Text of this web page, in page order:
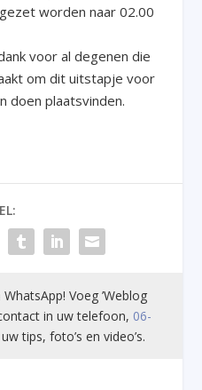
worden naar 02.00
voor al degenen die
om dit uitstapje voor
doen plaatsvinden.
Voeg ’Weblog
in uw telefoon, 06-
tips, foto’s en video’s.